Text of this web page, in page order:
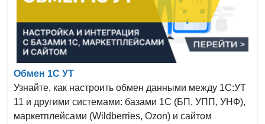
Обмен 1С УТ
Узнайте, как настроить обмен данными между 1С:УТ
11 и другими системами: базами 1С (БП, УПП, УНФ),
маркетплейсами (Wildberries, Ozon) и сайтом